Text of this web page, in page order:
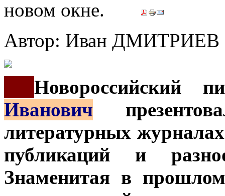
Автор: Иван ДМИТРИЕВ
Новороссийский
Иванович
литературных
публикаций и
Знаменитая в прошлом